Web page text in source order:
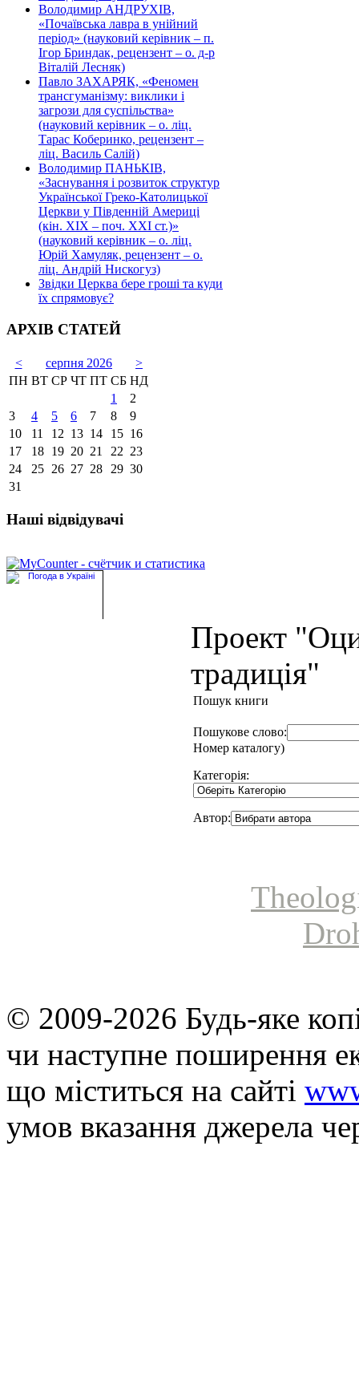
Володимир АНДРУХІВ,
«Почаївська лавра в унійний
період» (науковий керівник – п.
Ігор Бриндак, рецензент – о. д-р
Віталій Лесняк)
Павло ЗАХАРЯК, «Феномен
трансгуманізму: виклики і
загрози для суспільства»
(науковий керівник – о. ліц.
Тарас Коберинко, рецензент –
ліц. Василь Салій)
Володимир ПАНЬКІВ,
«Заснування і розвиток структур
Української Греко-Католицької
Церкви у Південній Америці
(кін. ХІХ – поч. ХХІ ст.)»
(науковий керівник – о. ліц.
Юрій Хамуляк, рецензент – о.
ліц. Андрій Нискогуз)
Звідки Церква бере гроші та куди
їх спрямовує?
АРХІВ СТАТЕЙ
< серпня 2026
>
ПН ВТ СР ЧТ ПТ СБ НД
1
2
3
4 5 6 7 8
9
10
11 12 13 14 15 16
17
18 19 20 21 22 23
24
25 26 27 28 29 30
31
Наші відвідувачі
Проект
традиція"
Пошук книги
Пошукове слово:
Номер каталогу)
Категорія:
Автор:
© 2009-2026 Будь-яке
чи наступне поширення
що мiститься на сайті
умов вказання джерела